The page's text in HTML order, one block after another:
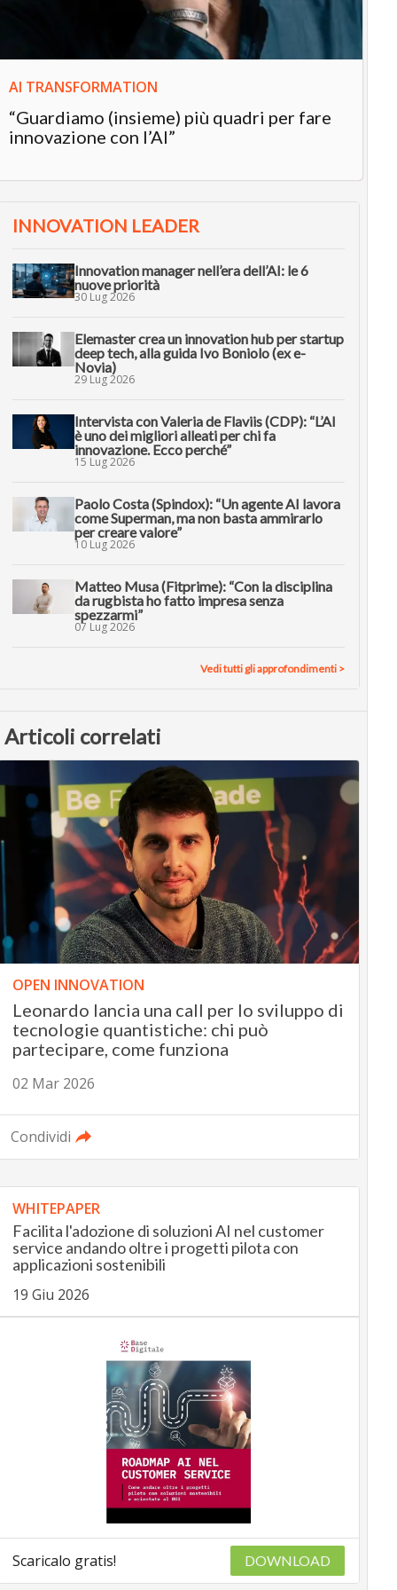
AI TRANSFORMATION
“Guardiamo (insieme) più quadri per fare
innovazione con l’AI”
INNOVATION LEADER
Innovation manager nell’era dell’AI: le 6
nuove priorità
30 Lug 2026
Elemaster crea un innovation hub per startup
deep tech, alla guida Ivo Boniolo (ex e-
Novia)
29 Lug 2026
Intervista con Valeria de Flaviis (CDP): “L’AI
è uno dei migliori alleati per chi fa
innovazione. Ecco perché”
15 Lug 2026
Paolo Costa (Spindox): “Un agente AI lavora
come Superman, ma non basta ammirarlo
per creare valore”
10 Lug 2026
Matteo Musa (Fitprime): “Con la disciplina
da rugbista ho fatto impresa senza
spezzarmi”
07 Lug 2026
Vedi tutti gli approfondimenti >
Articoli correlati
OPEN INNOVATION
Leonardo lancia una call per lo sviluppo di
tecnologie quantistiche: chi può
partecipare, come funziona
02 Mar 2026
Condividi
WHITEPAPER
Facilita l'adozione di soluzioni AI nel customer
service andando oltre i progetti pilota con
applicazioni sostenibili
19 Giu 2026
Scaricalo gratis! DOWNLOAD